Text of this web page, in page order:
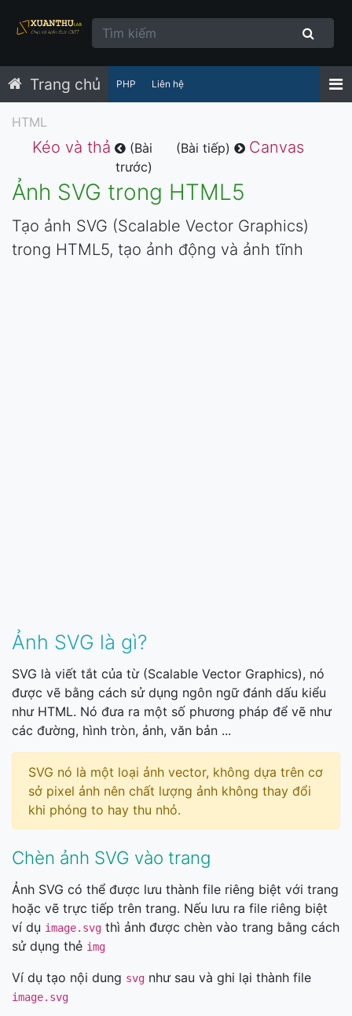
Trang chủ PHP Liên hệ
HTML
Kéo và thả
(Bài
trước)
(Bài tiếp) Canvas
Ảnh SVG trong HTML5
Tạo ảnh SVG (Scalable Vector Graphics)
trong HTML5, tạo ảnh động và ảnh tĩnh
Ảnh SVG là gì?
SVG là viết tắt của từ (Scalable Vector Graphics), nó
được vẽ bằng cách sử dụng ngôn ngữ đánh dấu kiểu
như HTML. Nó đưa ra một số phương pháp để vẽ như
các đường, hình tròn, ảnh, văn bản ...
SVG nó là một loại ảnh vector, không dựa trên cơ
sở pixel ảnh nên chất lượng ảnh không thay đổi
khi phóng to hay thu nhỏ.
Chèn ảnh SVG vào trang
Ảnh SVG có thể được lưu thành file riêng biệt với trang
hoặc vẽ trực tiếp trên trang. Nếu lưu ra file riêng biệt
ví dụ image.svg thì ảnh được chèn vào trang bằng cách
sử dụng thẻ img
Ví dụ tạo nội dung svg như sau và ghi lại thành file
image.svg